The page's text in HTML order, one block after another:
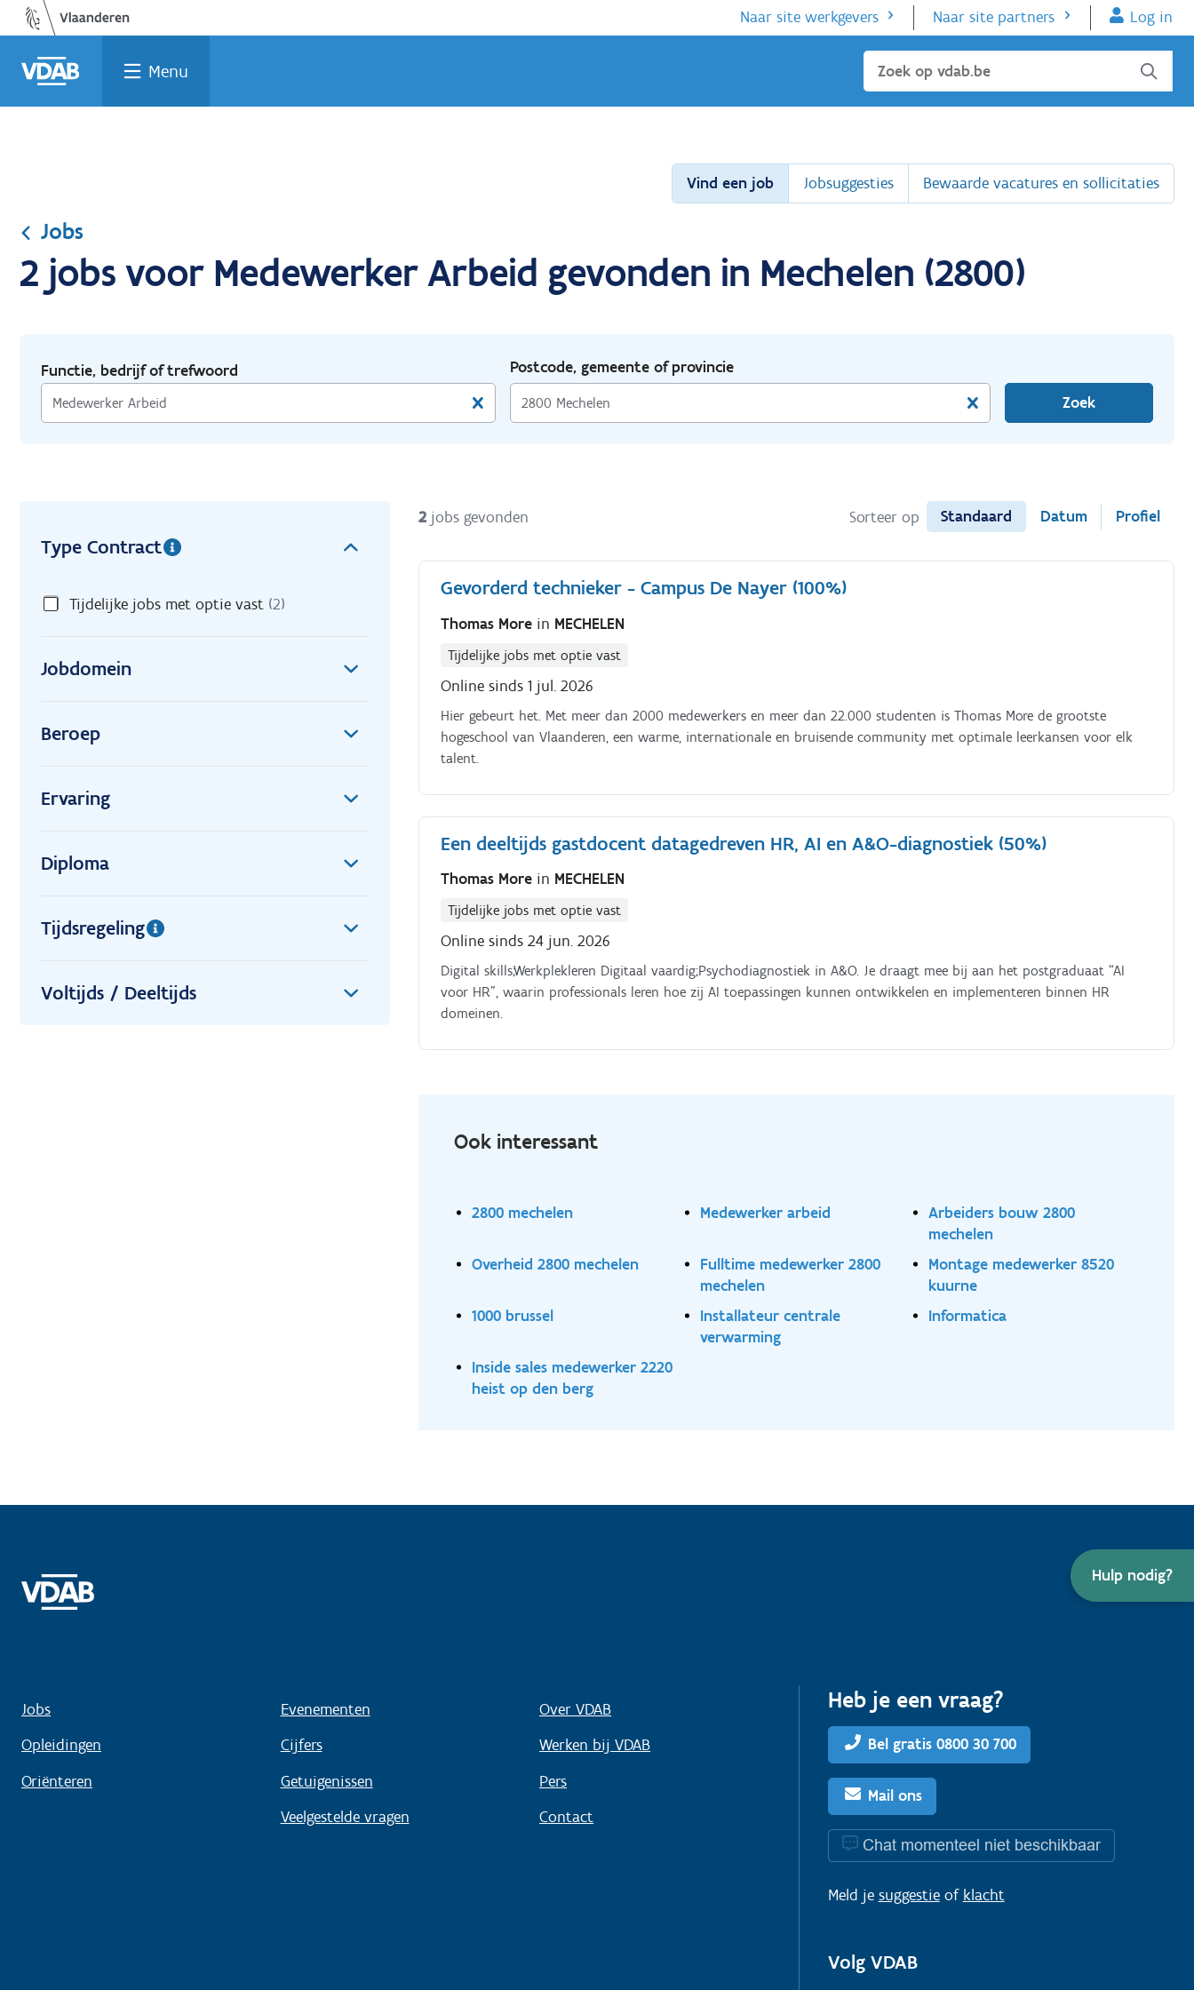
Ga
naar
de
inhoud
Vind
een
job
Vind
een
opleiding
Welke
job
past
bij
Terug
naar
home
Naar site werkgevers Naar site partners Log in
Menu Sluiten
Hulp nodig?
Vind een job Jobsuggesties Bewaarde vacatures en sollicitaties
Jobs
2 jobs voor Medewerker Arbeid gevonden in Mechelen (2800)
Functie, bedrijf of trefwoord
Postcode, gemeente of provincie
Zoek
Type Contract
Tijdelijke jobs met optie vast (2)
Jobdomein
Beroep
Ervaring
Diploma
Tijdsregeling
Voltijds / Deeltijds
2 jobs gevonden Sorteer op Standaard Datum Profiel
Gevorderd technieker - Campus De Nayer (100%)
Thomas More in MECHELEN
Tijdelijke jobs met optie vast
Online sinds 1 jul. 2026
Hier gebeurt het. Met meer dan 2000 medewerkers en meer dan 22.000 studenten is Thomas More de grootste
hogeschool van Vlaanderen, een warme, internationale en bruisende community met optimale leerkansen voor elk
talent.
Een deeltijds gastdocent datagedreven HR, AI en A&O-diagnostiek (50%)
Thomas More in MECHELEN
Tijdelijke jobs met optie vast
Online sinds 24 jun. 2026
Digital skills;Werkplekleren Digitaal vaardig;Psychodiagnostiek in A&O. Je draagt mee bij aan het postgraduaat “AI
voor HR”, waarin professionals leren hoe zij AI toepassingen kunnen ontwikkelen en implementeren binnen HR
domeinen.
Ook interessant
2800 mechelen Medewerker arbeid
Arbeiders bouw 2800
mechelen
Overheid 2800 mechelen
Fulltime medewerker 2800
mechelen
Montage medewerker 8520
kuurne
1000 brussel
Installateur centrale
verwarming
Informatica
Inside sales medewerker 2220
heist op den berg
Jobs
Opleidingen
Oriënteren
Evenementen
Cijfers
Getuigenissen
Veelgestelde vragen
Over VDAB
Werken bij VDAB
Pers
Contact
Heb je een vraag?
Bel gratis 0800 30 700
Mail ons
Chat momenteel niet beschikbaar
Meld je suggestieof klacht
Volg VDAB